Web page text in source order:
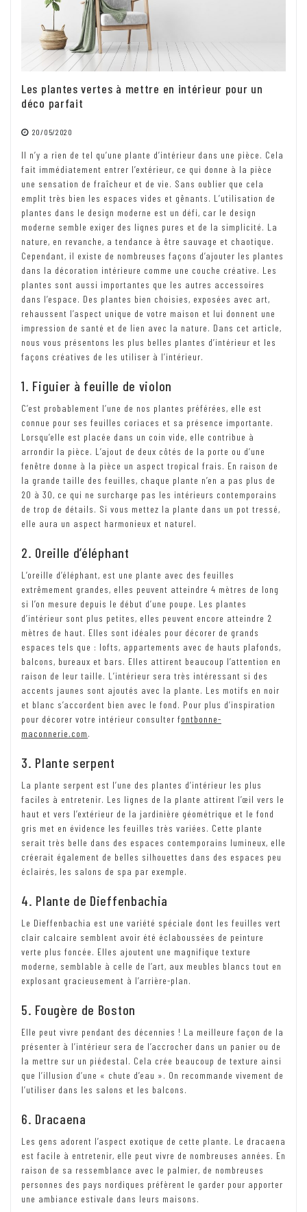
Les plantes vertes à mettre en intérieur pour un
déco parfait
20/05/2020
Il n’y a rien de tel qu’une plante d’intérieur dans une pièce. Cela
fait immédiatement entrer l’extérieur, ce qui donne à la pièce
une sensation de fraîcheur et de vie. Sans oublier que cela
emplit très bien les espaces vides et gênants. L’utilisation de
plantes dans le design moderne est un défi, car le design
moderne semble exiger des lignes pures et de la simplicité. La
nature, en revanche, a tendance à être sauvage et chaotique.
Cependant, il existe de nombreuses façons d’ajouter les plantes
dans la décoration intérieure comme une couche créative. Les
plantes sont aussi importantes que les autres accessoires
dans l’espace. Des plantes bien choisies, exposées avec art,
rehaussent l’aspect unique de votre maison et lui donnent une
impression de santé et de lien avec la nature. Dans cet article,
nous vous présentons les plus belles plantes d’intérieur et les
façons créatives de les utiliser à l’intérieur.
1. Figuier à feuille de violon
C’est probablement l’une de nos plantes préférées, elle est
connue pour ses feuilles coriaces et sa présence importante.
Lorsqu’elle est placée dans un coin vide, elle contribue à
arrondir la pièce. L’ajout de deux côtés de la porte ou d’une
fenêtre donne à la pièce un aspect tropical frais. En raison de
la grande taille des feuilles, chaque plante n’en a pas plus de
20 à 30, ce qui ne surcharge pas les intérieurs contemporains
de trop de détails. Si vous mettez la plante dans un pot tressé,
elle aura un aspect harmonieux et naturel.
2. Oreille d’éléphant
L’oreille d’éléphant, est une plante avec des feuilles
extrêmement grandes, elles peuvent atteindre 4 mètres de long
si l’on mesure depuis le début d’une poupe. Les plantes
d’intérieur sont plus petites, elles peuvent encore atteindre 2
mètres de haut. Elles sont idéales pour décorer de grands
espaces tels que : lofts, appartements avec de hauts plafonds,
balcons, bureaux et bars. Elles attirent beaucoup l’attention en
raison de leur taille. L’intérieur sera très intéressant si des
accents jaunes sont ajoutés avec la plante. Les motifs en noir
et blanc s’accordent bien avec le fond. Pour plus d’inspiration
pour décorer votre intérieur consulter fontbonne-
maconnerie.com.
3. Plante serpent
La plante serpent est l’une des plantes d’intérieur les plus
faciles à entretenir. Les lignes de la plante attirent l’œil vers le
haut et vers l’extérieur de la jardinière géométrique et le fond
gris met en évidence les feuilles très variées. Cette plante
serait très belle dans des espaces contemporains lumineux, elle
créerait également de belles silhouettes dans des espaces peu
éclairés, les salons de spa par exemple.
4. Plante de Dieffenbachia
Le Dieffenbachia est une variété spéciale dont les feuilles vert
clair calcaire semblent avoir été éclaboussées de peinture
verte plus foncée. Elles ajoutent une magnifique texture
moderne, semblable à celle de l’art, aux meubles blancs tout en
explosant gracieusement à l’arrière-plan.
5. Fougère de Boston
Elle peut vivre pendant des décennies ! La meilleure façon de la
présenter à l’intérieur sera de l’accrocher dans un panier ou de
la mettre sur un piédestal. Cela crée beaucoup de texture ainsi
que l’illusion d’une « chute d’eau ». On recommande vivement de
l’utiliser dans les salons et les balcons.
6. Dracaena
Les gens adorent l’aspect exotique de cette plante. Le dracaena
est facile à entretenir, elle peut vivre de nombreuses années. En
raison de sa ressemblance avec le palmier, de nombreuses
personnes des pays nordiques préfèrent le garder pour apporter
une ambiance estivale dans leurs maisons.